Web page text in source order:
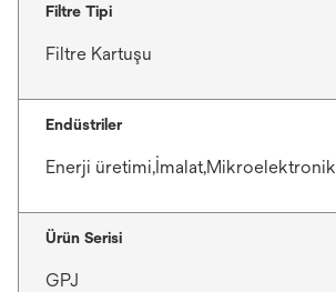
Filtre Tipi
Filtre Kartuşu
Endüstriler
Enerji üretimi,İmalat,Mikroelektronik
Ürün Serisi
GPJ